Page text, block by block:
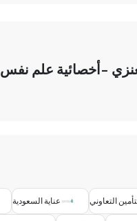
-أخصائية علم نفس
التعاوني عناية السعودية